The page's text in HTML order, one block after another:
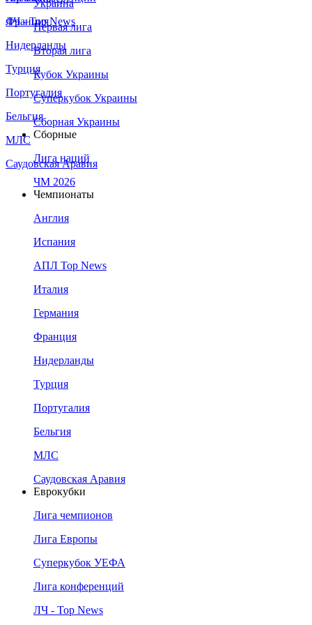
Франция
Нидерланды
Турция
Португалия
Бельгия
МЛС
Саудовская Аравия
ЛЧ - Top News
Украина
Первая лига
Вторая лига
Кубок Украины
Суперкубок Украины
Сборная Украины
Сборные
Лига наций
ЧМ 2026
Чемпионаты
Англия
Испания
АПЛ Top News
Италия
Германия
Франция
Нидерланды
Турция
Португалия
Бельгия
МЛС
Саудовская Аравия
Еврокубки
Лига чемпионов
Лига Европы
Суперкубок УЕФА
Лига конференций
ЛЧ - Top News